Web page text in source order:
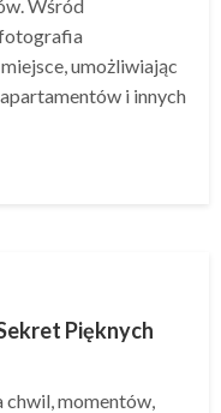
Wśród
umożliwiając
i innych
Pięknych
momentów,